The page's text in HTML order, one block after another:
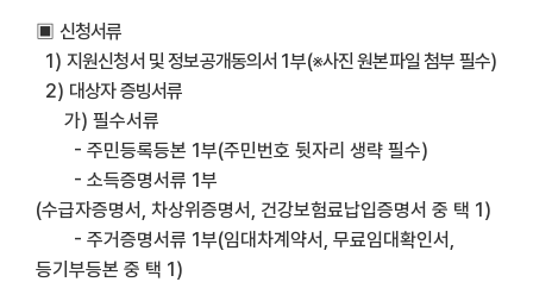
▣ 신청서류
1) 지원신청서 및 정보공개동의서 1부(※사진 원본파일 첨부 필수)
2) 대상자 증빙서류
가) 필수서류
- 주민등록등본 1부(주민번호 뒷자리 생략 필수)
- 소득증명서류 1부
(수급자증명서 , 차상위증명서 , 건강보험료납입증명서 중 택 1)
- 주거증명서류 1부(임대차계약서 , 무료임대확인서,
등기부등본 중 택 1)